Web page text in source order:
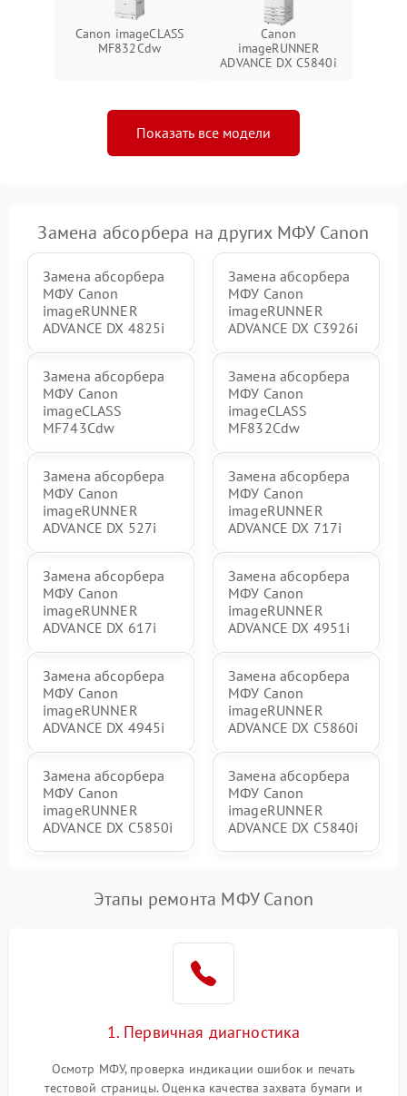
Canon imageCLASS
MF832Cdw
Canon
imageRUNNER
ADVANCE DX C5840i
Показать все модели
Замена абсорбера на других МФУ Canon
Замена абсорбера
МФУ Canon
imageRUNNER
ADVANCE DX 4825i
Замена абсорбера
МФУ Canon
imageRUNNER
ADVANCE DX C3926i
Замена абсорбера
МФУ Canon
imageCLASS
MF743Cdw
Замена абсорбера
МФУ Canon
imageCLASS
MF832Cdw
Замена абсорбера
МФУ Canon
imageRUNNER
ADVANCE DX 527i
Замена абсорбера
МФУ Canon
imageRUNNER
ADVANCE DX 717i
Замена абсорбера
МФУ Canon
imageRUNNER
ADVANCE DX 617i
Замена абсорбера
МФУ Canon
imageRUNNER
ADVANCE DX 4951i
Замена абсорбера
МФУ Canon
imageRUNNER
ADVANCE DX 4945i
Замена абсорбера
МФУ Canon
imageRUNNER
ADVANCE DX C5860i
Замена абсорбера
МФУ Canon
imageRUNNER
ADVANCE DX C5850i
Замена абсорбера
МФУ Canon
imageRUNNER
ADVANCE DX C5840i
Этапы ремонта МФУ Canon
1. Первичная диагностика
Осмотр МФУ, проверка индикации ошибок и печать
тестовой страницы. Оценка качества захвата бумаги и